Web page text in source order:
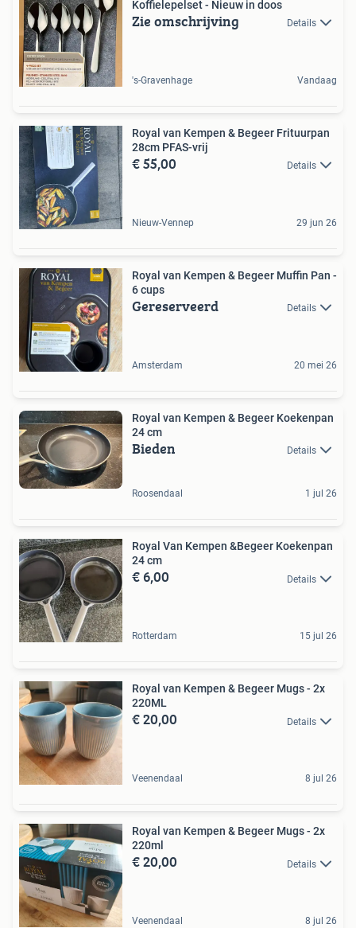
Koffielepelset - Nieuw in doos
Zie omschrijving Details
's-Gravenhage Vandaag
Royal van Kempen & Begeer Frituurpan
28cm PFAS-vrij
€ 55,00 Details
Nieuw-Vennep 29 jun 26
Royal van Kempen & Begeer Muffin Pan -
6 cups
Gereserveerd Details
Amsterdam 20 mei 26
Royal van Kempen & Begeer Koekenpan
24 cm
Bieden Details
Roosendaal 1 jul 26
Royal Van Kempen &Begeer Koekenpan
24 cm
€ 6,00 Details
Rotterdam 15 jul 26
Royal van Kempen & Begeer Mugs - 2x
220ML
€ 20,00 Details
Veenendaal 8 jul 26
Royal van Kempen & Begeer Mugs - 2x
220ml
€ 20,00 Details
Veenendaal 8 jul 26